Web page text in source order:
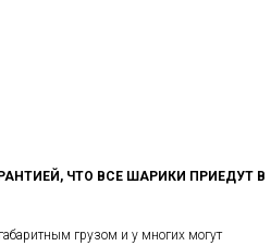
ЧТО ВСЕ ШАРИКИ ПРИЕДУТ В
грузом и у многих могут